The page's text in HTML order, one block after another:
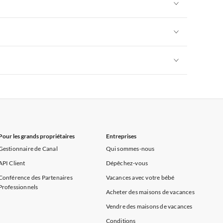
Appartements de Vacances à Provence
Appartements de Vacances à Provence
Appartements de Vacances à Provence
les grands propriétaires
de Canal
Client
des Partenaires
Entreprises
Qui sommes-nous
Dépêchez-vous
Vacances avec votre bébé
Acheter des maisons de vacances
Vendre des maisons de vacances
Conditions